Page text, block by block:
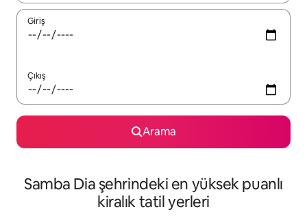
Giriş
Çıkış
Arama
Samba Dia şehrindeki en yüksek puanlı
kiralık tatil yerleri